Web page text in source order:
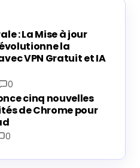
: La Mise à jour
la
VPN Gratuit et IA
0
cinq nouvelles
de Chrome pour
0